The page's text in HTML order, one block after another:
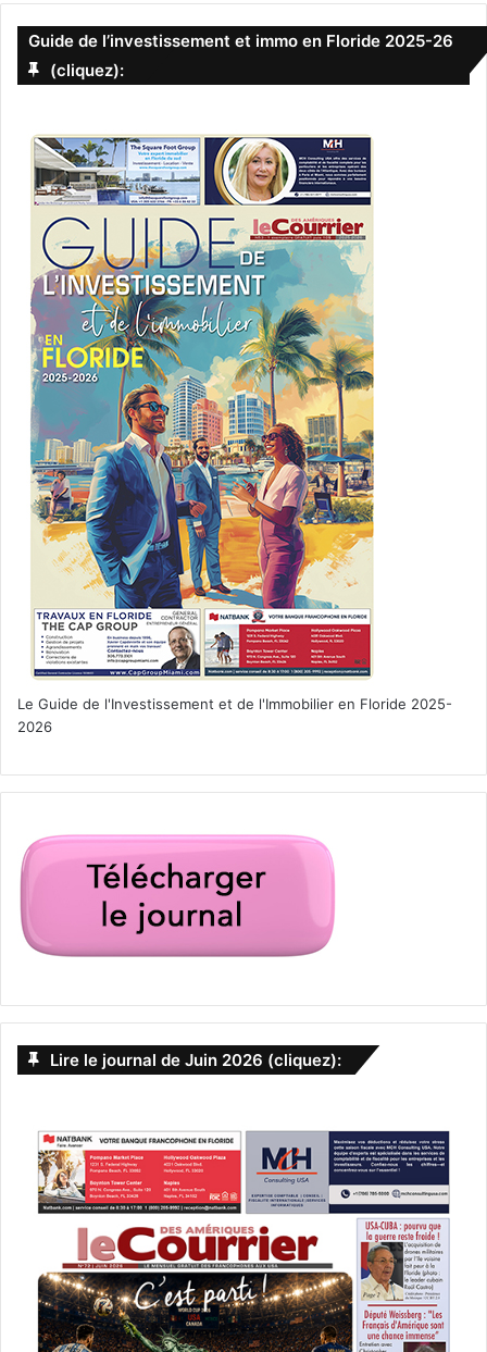
Guide de l’investissement et immo en Floride 2025-26
(cliquez):
Le Guide de l'Investissement et de l'Immobilier en Floride 2025-
2026
Lire le journal de Juin 2026 (cliquez):